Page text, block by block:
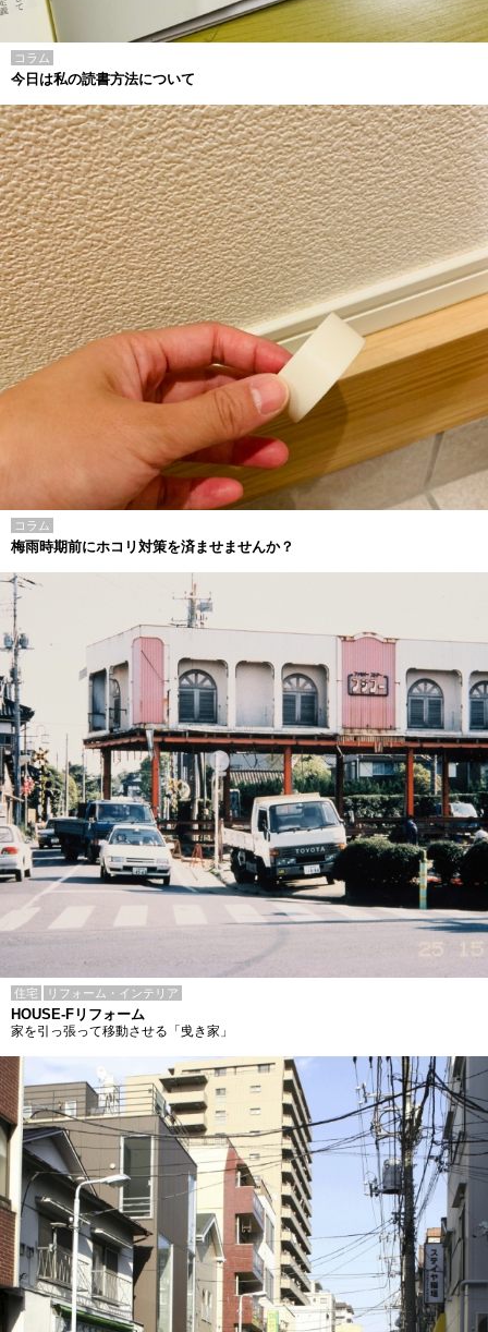
コラム
今日は私の読書方法について
コラム
梅雨時期前にホコリ対策を済ませませんか？
住宅 リフォーム・インテリア
HOUSE-Fリフォーム
家を引っ張って移動させる「曵き家」